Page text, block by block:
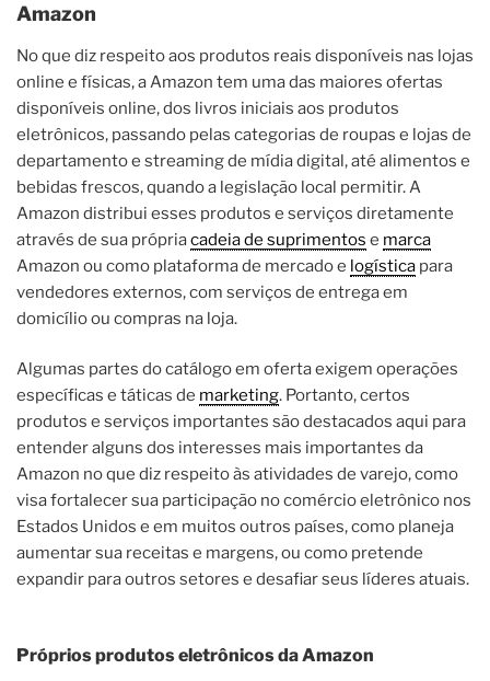
Amazon
No que diz respeito aos produtos reais disponíveis nas lojas
online e físicas, a Amazon tem uma das maiores ofertas
disponíveis online, dos livros iniciais aos produtos
eletrônicos, passando pelas categorias de roupas e lojas de
departamento e streaming de mídia digital, até alimentos e
bebidas frescos, quando a legislação local permitir. A
Amazon distribui esses produtos e serviços diretamente
através de sua própriacadeia de suprimentos e marca
Amazon ou como plataforma de mercado e logística para
vendedores externos, com serviços de entrega em
domicílio ou compras na loja.
Algumas partes do catálogo em oferta exigem operações
específicas e táticas de marketing. Portanto, certos
produtos e serviços importantes são destacados aqui para
entender alguns dos interesses mais importantes da
Amazon no que diz respeito às atividades de varejo, como
visa fortalecer sua participação no comércio eletrônico nos
Estados Unidos e em muitos outros países, como planeja
aumentar sua receitas e margens, ou como pretende
expandir para outros setores e desafiar seus líderes atuais.
Próprios produtos eletrônicos da Amazon